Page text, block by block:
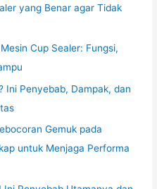
yang Benar agar Tidak
Cup Sealer: Fungsi,
Ini Penyebab, Dampak, dan
Gemuk pada
untuk Menjaga Performa